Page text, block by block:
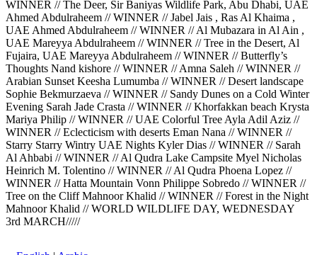
WINNER // The Deer, Sir Baniyas Wildlife Park, Abu Dhabi, UAE
Ahmed Abdulraheem // WINNER // Jabel Jais , Ras Al Khaima ,
UAE Ahmed Abdulraheem // WINNER // Al Mubazara in Al Ain ,
UAE Mareyya Abdulraheem // WINNER // Tree in the Desert, Al
Fujaira, UAE Mareyya Abdulraheem // WINNER // Butterfly’s
Thoughts Nand kishore // WINNER // Amna Saleh // WINNER //
Arabian Sunset Keesha Lumumba // WINNER // Desert landscape
Sophie Bekmurzaeva // WINNER // Sandy Dunes on a Cold Winter
Evening Sarah Jade Crasta // WINNER // Khorfakkan beach Krysta
Mariya Philip // WINNER // UAE Colorful Tree Ayla Adil Aziz //
WINNER // Eclecticism with deserts Eman Nana // WINNER //
Starry Starry Wintry UAE Nights Kyler Dias // WINNER // Sarah
Al Ahbabi // WINNER // Al Qudra Lake Campsite Myel Nicholas
Heinrich M. Tolentino // WINNER // Al Qudra Phoena Lopez //
WINNER // Hatta Mountain Vonn Philippe Sobredo // WINNER //
Tree on the Cliff Mahnoor Khalid // WINNER // Forest in the Night
Mahnoor Khalid // WORLD WILDLIFE DAY, WEDNESDAY
3rd MARCH/////